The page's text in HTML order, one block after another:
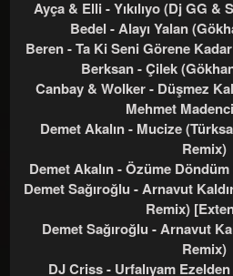
Ayça & Elli - Yıkılıyo (Dj GG &
Bedel - Alayı Yalan
Beren - Ta Ki Seni Görene
Berksan - Çilek
Canbay & Wolker - Düşmez
Mehmet
Demet Akalın - Mucize
Remix)
Demet Akalın - Özüme
Demet Sağıroğlu - Arnavut
Remix)
Demet Sağıroğlu - Arnavut
Remix)
DJ Criss - Urfalıyam